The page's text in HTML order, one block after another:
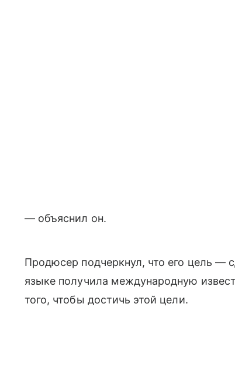
— объяснил он.
Продюсер подчеркнул, что его цель —
языке получила международную
того, чтобы достичь этой цели.